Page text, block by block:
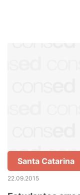
Santa Catarina
22.09.2015